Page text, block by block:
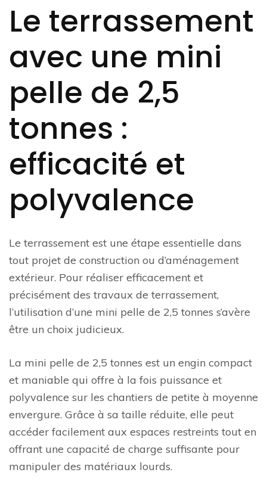
Le terrassement
avec une mini
pelle de 2,5
tonnes :
efficacité et
polyvalence
Le terrassement est une étape essentielle dans
tout projet de construction ou d’aménagement
extérieur. Pour réaliser efficacement et
précisément des travaux de terrassement,
l’utilisation d’une mini pelle de 2,5 tonnes s’avère
être un choix judicieux.
La mini pelle de 2,5 tonnes est un engin compact
et maniable qui offre à la fois puissance et
polyvalence sur les chantiers de petite à moyenne
envergure. Grâce à sa taille réduite, elle peut
accéder facilement aux espaces restreints tout en
offrant une capacité de charge suffisante pour
manipuler des matériaux lourds.